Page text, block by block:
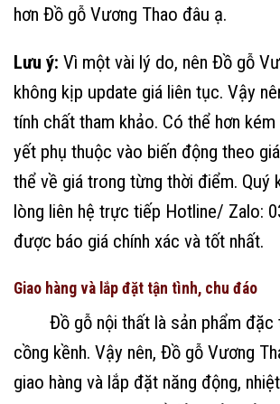
hơn Đồ gỗ Vương Thao đâu ạ.
Lưu ý: Vì một vài lý do, nên Đồ gỗ
không kịp update giá liên tục. Vậy
tính chất tham khảo. Có thể hơn
yết phụ thuộc vào biến động theo
thể về giá trong từng thời điểm. Quý
lòng liên hệ trực tiếp Hotline/ Zalo:
được báo giá chính xác và tốt nhất.
Giao hàng và lắp đặt tận tình, chu đáo
Đồ gỗ nội thất là sản phẩm đặc
cồng kềnh. Vậy nên, Đồ gỗ Vương
giao hàng và lắp đặt năng động,